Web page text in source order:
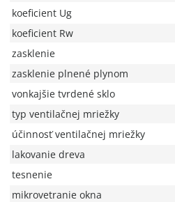
koeficient Ug
koeficient Rw
zasklenie
zasklenie plnené plynom
vonkajšie tvrdené sklo
typ ventilačnej mriežky
účinnosť ventilačnej mriežky
lakovanie dreva
tesnenie
mikrovetranie okna